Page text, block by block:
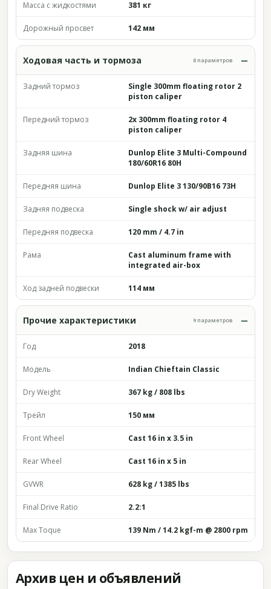
Масса с жидкостями 381 кг
Дорожный просвет 142 мм
Ходовая часть и тормоза 8 параметров
Задний тормоз
Single 300mm floating rotor 2
piston caliper
Передний тормоз
2x 300mm floating rotor 4
piston caliper
Задняя шина
Dunlop Elite 3 Multi-Compound
180/60R16 80H
Передняя шина Dunlop Elite 3 130/90B16 73H
Задняя подвеска Single shock w/ air adjust
Передняя подвеска 120 mm / 4.7 in
Рама
Cast aluminum frame with
integrated air-box
Ход задней подвески 114 мм
Прочие характеристики 9 параметров
Год 2018
Модель Indian Chieftain Classic
Dry Weight 367 kg / 808 lbs
Трейл 150 мм
Front Wheel Cast 16 in x 3.5 in
Rear Wheel Cast 16 in x 5 in
GVWR 628 kg / 1385 lbs
Final Drive Ratio 2.2:1
Max Toque 139 Nm / 14.2 kgf-m @ 2800 rpm
Архив цен и объявлений